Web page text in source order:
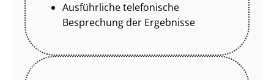
Ausführliche telefonische
Besprechung der Ergebnisse